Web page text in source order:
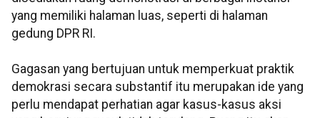
yang memiliki halaman luas, seperti di halaman
gedung DPR RI.
Gagasan yang bertujuan untuk memperkuat praktik
demokrasi secara substantif itu merupakan ide yang
perlu mendapat perhatian agar kasus-kasus aksi